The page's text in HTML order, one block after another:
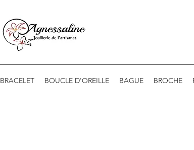
BRACELET BOUCLE D'OREILLE BAGUE BROCHE